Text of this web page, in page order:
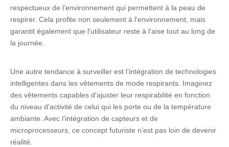
respectueux de l’environnement qui permettent à la peau de
respirer. Cela profite non seulement à l'environnement, mais
garantit également que l'utilisateur reste à l'aise tout au long de
la journée.
Une autre tendance à surveiller est l’intégration de technologies
intelligentes dans les vêtements de mode respirants. Imaginez
des vêtements capables d'ajuster leur respirabilité en fonction
du niveau d'activité de celui qui les porte ou de la température
ambiante. Avec l’intégration de capteurs et de
microprocesseurs, ce concept futuriste n’est pas loin de devenir
réalité.